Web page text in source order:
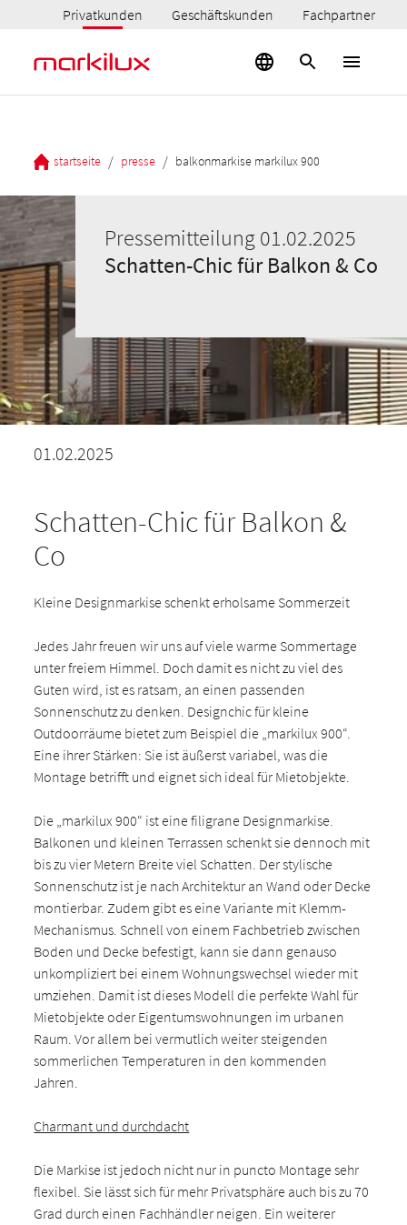
Privatkunden Geschäftskunden Fachpartner
startseite / presse / balkonmarkise markilux 900
Pressemitteilung 01.02.2025
Schatten-Chic für Balkon & Co
01.02.2025
Schatten-Chic für Balkon &
Co
Kleine Designmarkise schenkt erholsame Sommerzeit
Jedes Jahr freuen wir uns auf viele warme Sommertage
unter freiem Himmel. Doch damit es nicht zu viel des
Guten wird, ist es ratsam, an einen passenden
Sonnenschutz zu denken. Designchic für kleine
Outdoorräume bietet zum Beispiel die „markilux 900“.
Eine ihrer Stärken: Sie ist äußerst variabel, was die
Montage betrifft und eignet sich ideal für Mietobjekte.
Die „markilux 900“ ist eine filigrane Designmarkise.
Balkonen und kleinen Terrassen schenkt sie dennoch mit
bis zu vier Metern Breite viel Schatten. Der stylische
Sonnenschutz ist je nach Architektur an Wand oder Decke
montierbar. Zudem gibt es eine Variante mit Klemm-
Mechanismus. Schnell von einem Fachbetrieb zwischen
Boden und Decke befestigt, kann sie dann genauso
unkompliziert bei einem Wohnungswechsel wieder mit
umziehen. Damit ist dieses Modell die perfekte Wahl für
Mietobjekte oder Eigentumswohnungen im urbanen
Raum. Vor allem bei vermutlich weiter steigenden
sommerlichen Temperaturen in den kommenden
Jahren.
Charmant und durchdacht
Die Markise ist jedoch nicht nur in puncto Montage sehr
flexibel. Sie lässt sich für mehr Privatsphäre auch bis zu 70
Grad durch einen Fachhändler neigen. Ein weiterer